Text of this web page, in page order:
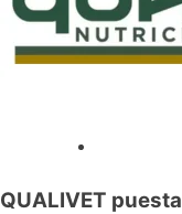
QUALIVET puesta